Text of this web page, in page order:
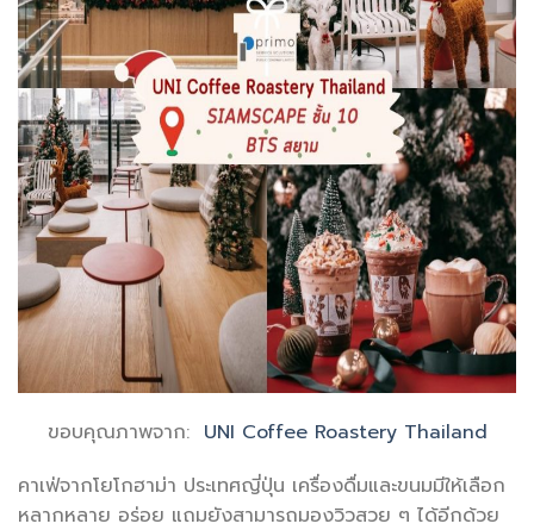
ขอบคุณภาพจาก: UNI Coffee Roastery Thailand
คาเฟ่จากโยโกฮาม่า ประเทศญี่ปุ่น เครื่องดื่มและขนมมีให้เลือก
หลากหลาย อร่อย แถมยังสามารถมองวิวสวย ๆ ได้อีกด้วย